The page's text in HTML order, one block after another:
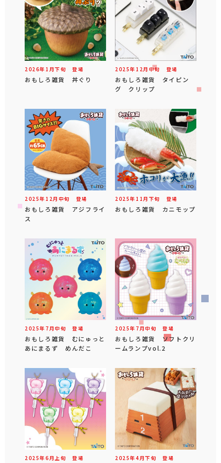
2026年 1 月下旬 登場
おもしろ雑貨 丼ぐり
2025年 12 月 中旬 登場
おもしろ雑貨 タイピン
グ クリップ
2025年 12 月 中旬 登場
おもしろ雑貨 アジフライ
ス
2025年 11 月 下旬 登場
おもしろ雑貨 カニモップ
2025年 7 月中旬 登場
おもしろ雑貨 むにゅっと
あにまるず めんだこ
2025年 7 月中旬 登場
おもしろ雑貨 ソフトクリ
ームランプvol.2
2025年6 月 上旬 登場 2025年4 月下旬 登場